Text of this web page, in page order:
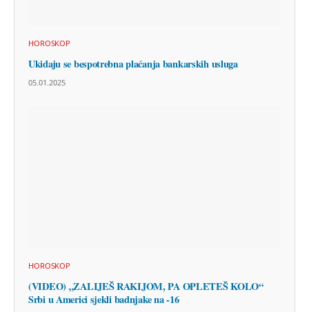
HOROSKOP
Ukidaju se bespotrebna plaćanja bankarskih usluga
05.01.2025
HOROSKOP
(VIDEO) „ZALIJEŠ RAKIJOM, PA OPLETEŠ KOLO“
Srbi u Americi sjekli badnjake na -16